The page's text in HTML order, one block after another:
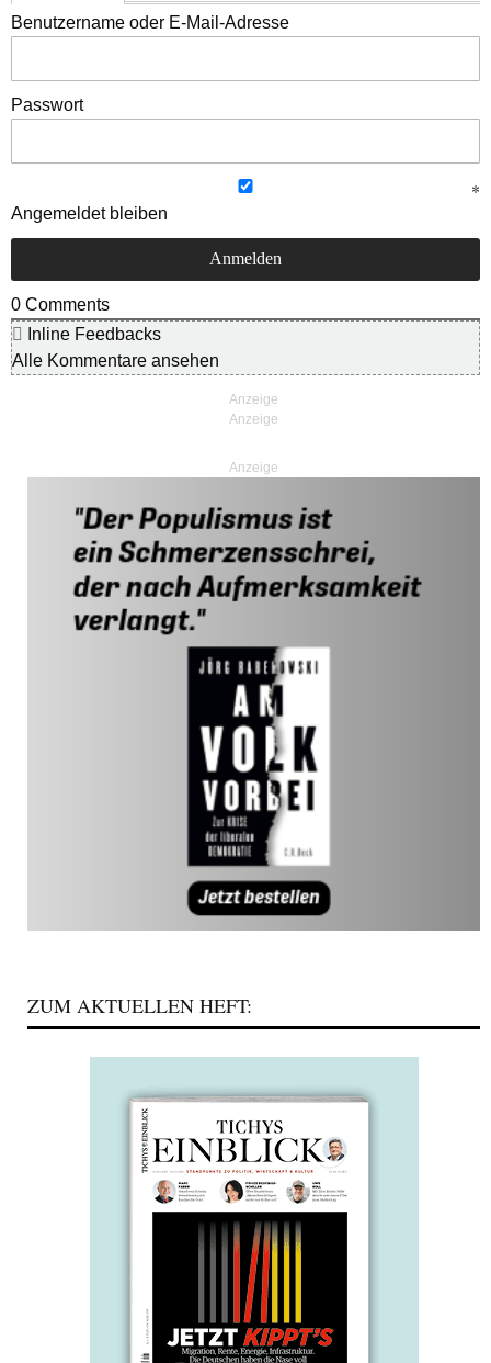
Benutzername oder E-Mail-Adresse
Passwort
Angemeldet bleiben
0 Comments
Inline Feedbacks
Alle Kommentare ansehen
Anzeige
ZUM AKTUELLEN HEFT: